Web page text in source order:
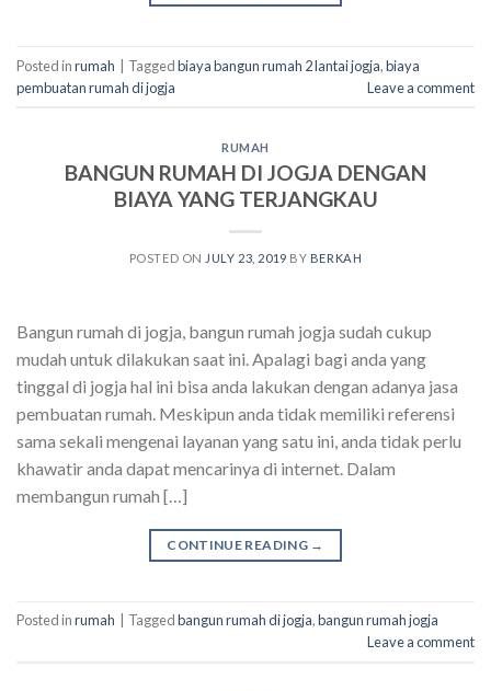
Posted inrumah Taggedbiaya bangun rumah 2 lantai jogja,biaya
pembuatan rumah di jogja
Leave a comment
RUMAH
BANGUN RUMAH DI JOGJA DENGAN
BIAYA YANG TERJANGKAU
POSTED ON JULY 23, 2019 BY BERKAH
Bangun rumah di jogja, bangun rumah jogja sudah cukup
mudah untuk dilakukan saat ini. Apalagi bagi anda yang
tinggal di jogja hal ini bisa anda lakukan dengan adanya jasa
pembuatan rumah. Meskipun anda tidak memiliki referensi
sama sekali mengenai layanan yang satu ini, anda tidak perlu
khawatir anda dapat mencarinya di internet. Dalam
membangun rumah […]
CONTINUE READING →
Posted inrumah Taggedbangun rumah di jogja,bangun rumah jogja
Leave a comment